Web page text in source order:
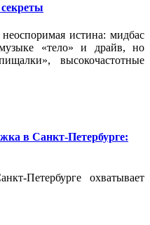
истина: мидбас
«тело» и драйв, но
высокочастотные
в Санкт-Петербурге:
Петербурге охватывает